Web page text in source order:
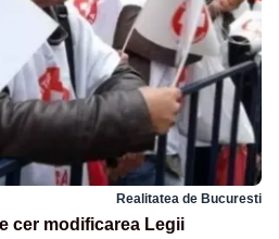
Realitatea de Bucuresti
cer modificarea Legii